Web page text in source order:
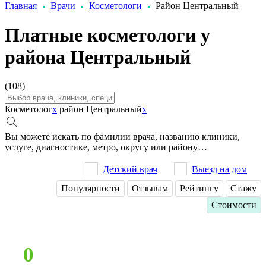
Главная Врачи Косметологи Район Центральный
Платные косметологи у
района Центральный
(108)
Косметологx район Центральныйx
Вы можете искать по фамилии врача, названию клиники,
услуге, диагностике, метро, округу или району…
Детский врач
Выезд на дом
Популярности
Отзывам Рейтингу
Стажу
Стоимости
0